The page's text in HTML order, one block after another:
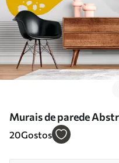
Murais de parede
boho, geometria,
20Gostos